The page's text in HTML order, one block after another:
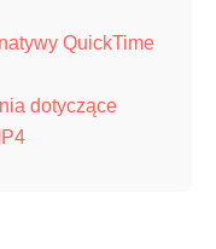
QuickTime
dotyczące